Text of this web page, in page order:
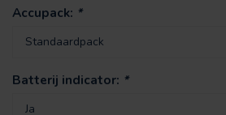
Accupack: *
Batterij indicator: *